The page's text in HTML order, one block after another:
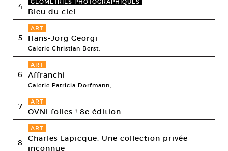
4 GÉOMÉTRIES PHOTOGRAPHIQUES
Bleu du ciel
5
ART
Hans-Jörg Georgi
Galerie Christian Berst,
6
ART
Affranchi
Galerie Patricia Dorfmann,
7 ART
OVNi folies ! 8e édition
8
ART
Charles Lapicque. Une collection privée
inconnue